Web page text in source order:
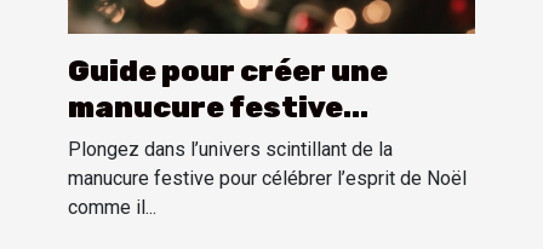
Guide pour créer une
manucure festive
inspirée par l'esprit de
Noël
Plongez dans l’univers scintillant de la
manucure festive pour célébrer l’esprit de Noël
comme il...